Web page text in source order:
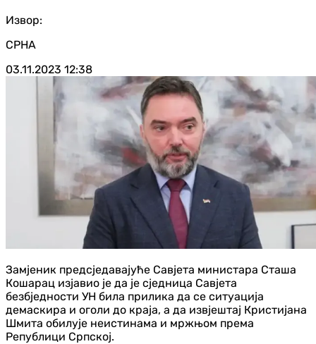
Извор:
СРНА
03.11.2023 12:38
Замјеник предсједавајуће Савјета министара Сташа
Кошарац изјавио је да је сједница Савјета
безбједности УН била прилика да се ситуација
демаскира и оголи до краја, а да извјештај Кристијана
Шмита обилује неистинама и мржњом према
Републици Српској.